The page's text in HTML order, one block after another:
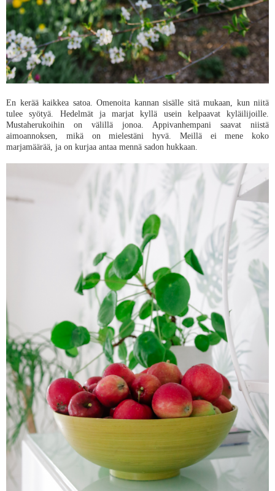
En kerää kaikkea satoa. Omenoita kannan sisälle sitä mukaan, kun niitä
tulee syötyä. Hedelmät ja marjat kyllä usein kelpaavat kyläilijoille.
Mustaherukoihin on välillä jonoa. Appivanhempani saavat niistä
aimoannoksen, mikä on mielestäni hyvä. Meillä ei mene koko
marjamäärää, ja on kurjaa antaa mennä sadon hukkaan.